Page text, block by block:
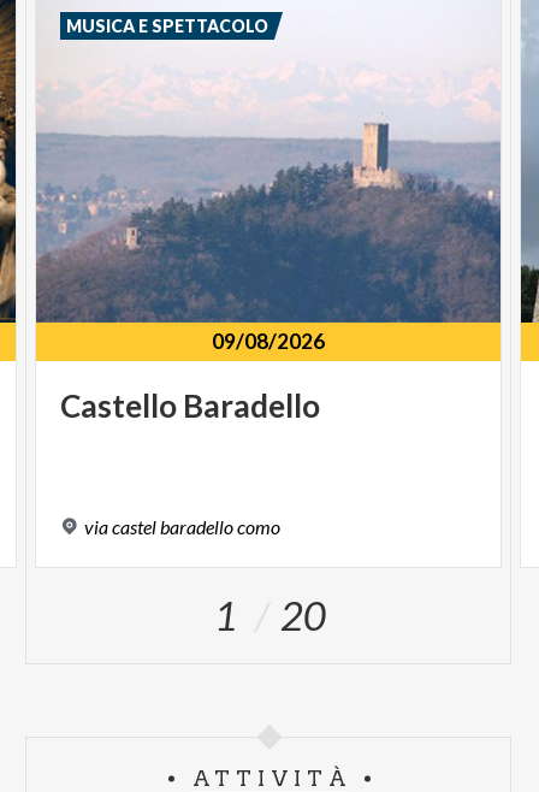
09/08/2026
Castello Baradello
viacastel baradellocomo
MUSICA E SPETTACOLO
1 20
ATTIVITÀ